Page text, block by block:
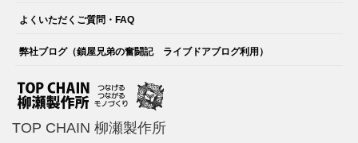
よくいただくご質問・FAQ
弊社ブログ（鎖屋兄弟の奮闘記 ライブドアブログ利用）
TOP CHAIN 柳瀬製作所